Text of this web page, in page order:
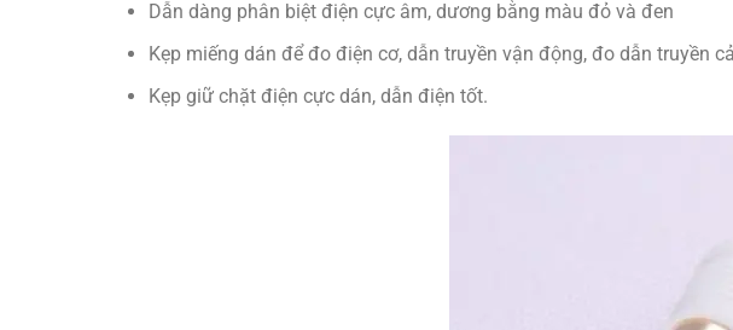
Dẫn dàng phân biệt điện cực âm, dương bằng màu đỏ và đen
Kẹp miếng dán để đo điện cơ, dẫn truyền vận động, đo dẫn truyền
Kẹp giữ chặt điện cực dán, dẫn điện tốt.